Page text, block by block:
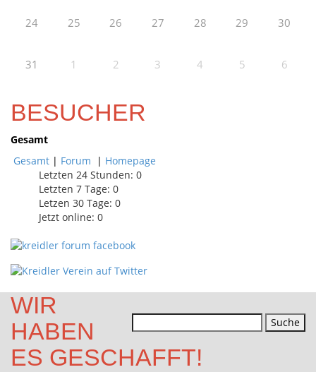
24 25 26 27 28 29 30
31 1 2 3 4 5 6
BESUCHER
Gesamt
Gesamt | Forum | Homepage
Letzten 24 Stunden: 0
Letzten 7 Tage: 0
Letzen 30 Tage: 0
Jetzt online: 0
nach:
WIR
HABEN
ES GESCHAFFT!